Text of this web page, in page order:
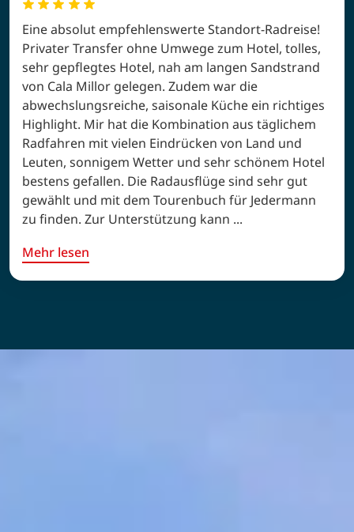
Eine absolut empfehlenswerte Standort-Radreise!
Privater Transfer ohne Umwege zum Hotel, tolles,
sehr gepflegtes Hotel, nah am langen Sandstrand
von Cala Millor gelegen. Zudem war die
abwechslungsreiche, saisonale Küche ein richtiges
Highlight. Mir hat die Kombination aus täglichem
Radfahren mit vielen Eindrücken von Land und
Leuten, sonnigem Wetter und sehr schönem Hotel
bestens gefallen. Die Radausflüge sind sehr gut
gewählt und mit dem Tourenbuch für Jedermann
zu finden. Zur Unterstützung kann ...
Mehr lesen